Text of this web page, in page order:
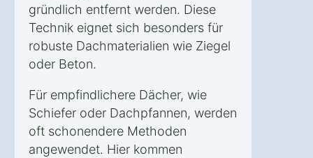
gründlich entfernt werden. Diese
Technik eignet sich besonders für
robuste Dachmaterialien wie Ziegel
oder Beton.
Für empfindlichere Dächer, wie
Schiefer oder Dachpfannen, werden
oft schonendere Methoden
angewendet. Hier kommen